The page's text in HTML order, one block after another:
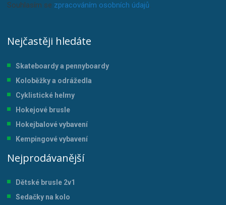
Souhlasím se zpracováním osobních údajů.
Nejčastěji hledáte
Skateboardy a pennyboardy
Koloběžky a odrážedla
Cyklistické helmy
Hokejové brusle
Hokejbalové vybavení
Kempingové vybavení
Nejprodávanější
Dětské brusle 2v1
Sedačky na kolo